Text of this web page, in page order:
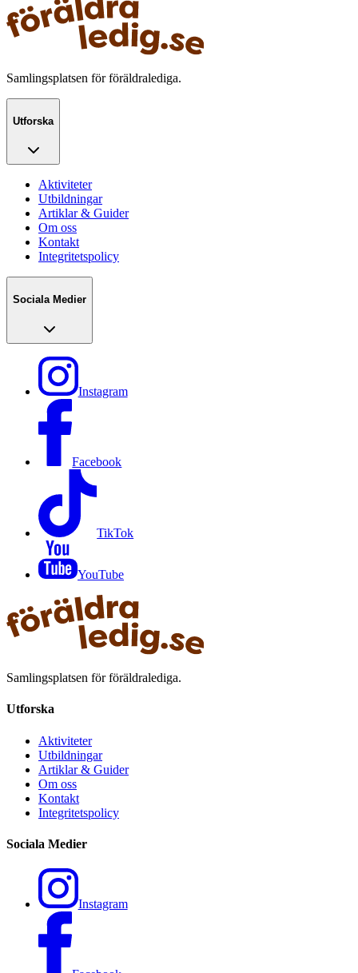
Samlingsplatsen för föräldralediga.
Utforska
Aktiviteter
Utbildningar
Artiklar & Guider
Om oss
Kontakt
Integritetspolicy
Sociala Medier
Instagram
Facebook
TikTok
YouTube
Samlingsplatsen för föräldralediga.
Utforska
Aktiviteter
Utbildningar
Artiklar & Guider
Om oss
Kontakt
Integritetspolicy
Sociala Medier
Instagram